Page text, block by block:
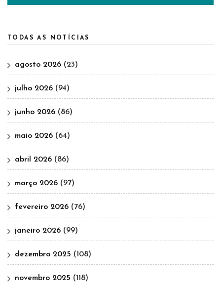
TODAS AS NOTÍCIAS
agosto 2026 (23)
julho 2026 (94)
junho 2026 (86)
maio 2026 (64)
abril 2026 (86)
março 2026 (97)
fevereiro 2026 (76)
janeiro 2026 (99)
dezembro 2025 (108)
novembro 2025 (118)